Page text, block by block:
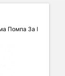
Помпа За Мръсна